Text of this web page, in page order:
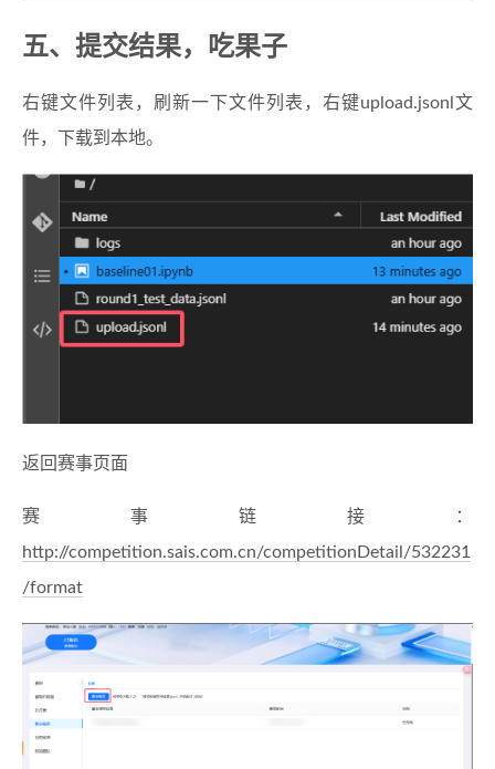
五、提交结果，吃果子
右键文件列表，刷新一下文件列表，右键upload.jsonl文
件，下载到本地。
返回赛事页面
赛事链接：
http://competition.sais.com.cn/competitionDetail/532231
/format